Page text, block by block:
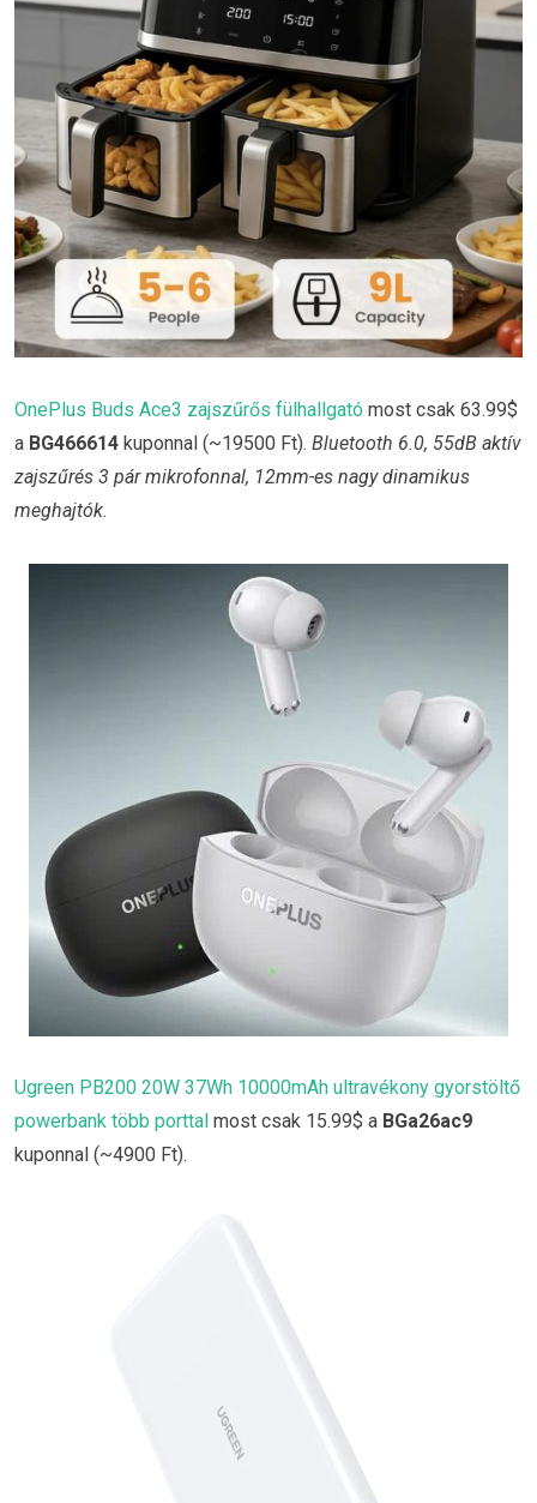
OnePlus Buds Ace3 zajszűrős fülhallgató most csak 63.99$
a BG466614 kuponnal (~19500 Ft). Bluetooth 6.0, 55dB aktív
zajszűrés 3 pár mikrofonnal, 12mm-es nagy dinamikus
meghajtók.
Ugreen PB200 20W 37Wh 10000mAh ultravékony gyorstöltő
powerbank több porttal most csak 15.99$ a BGa26ac9
kuponnal (~4900 Ft).